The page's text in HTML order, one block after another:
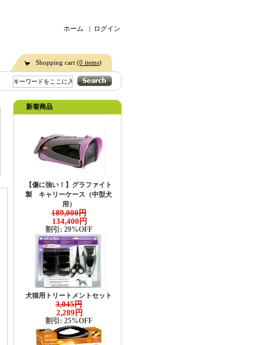
ホーム ログイン
Shopping cart (0 items)
新着商品
【傷に強い！】グラファイト
製 キャリーケース（中型犬
用）
189,000円
134,400円
割引: 29%OFF
犬猫用トリートメントセット
3,045円
2,289円
割引: 25%OFF